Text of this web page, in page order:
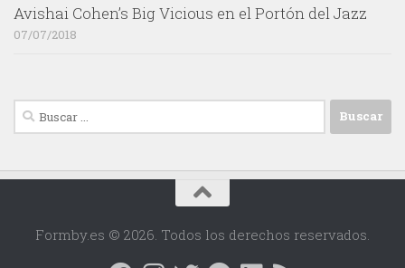
Avishai Cohen’s Big Vicious en el Portón del Jazz
07/07/2018
Buscar:
Formby.es © 2026. Todos los derechos reservados.